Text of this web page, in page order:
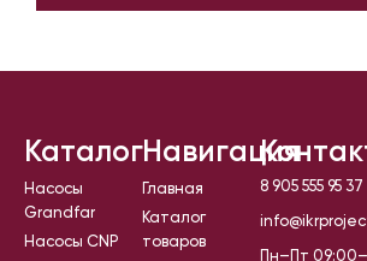
Каталог
Насосы
Grandfar
Насосы CNP
Навигация
Главная
Каталог
товаров
8 905 555 95 37
Пн–Пт